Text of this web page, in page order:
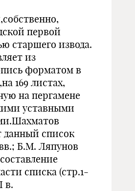
первой
старшего извода.
из
форматом в
169 листах,
на пергамене
уставными
данный список
Б.М. Ляпунов
списка (стр.1-
в.